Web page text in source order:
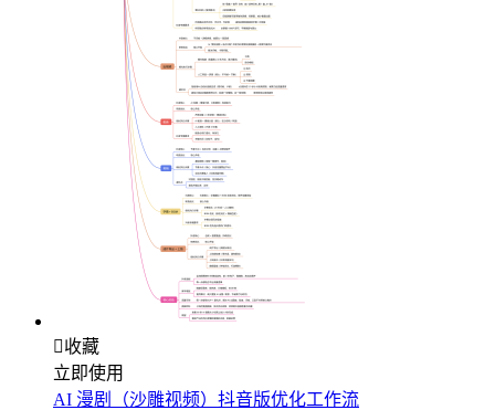
收藏
立即使用
AI 漫剧（沙雕视频）抖音版优化工作流